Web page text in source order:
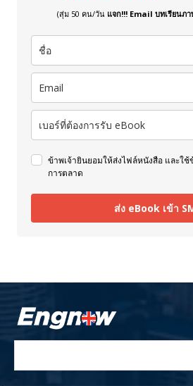
(สุ่ม 50 คน/วัน แจก!!! Email บทเรียนภ
ข้าพเจ้ายินยอมให้ส่งไฟล์หนังสือ และใช้
การตลาด
ส่ง eBook เข้า